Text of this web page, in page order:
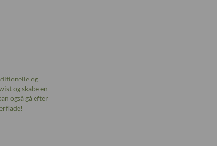
og
og skabe en
også gå efter